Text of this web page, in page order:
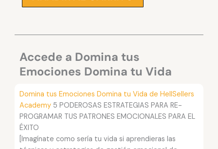
era:es:
tus
Vida
HellSellers
cantidad
Accede a Domina tus
Emociones Domina tu Vida
Domina tus Emociones Domina tu Vida de HellSellers
Academy 5 PODEROSAS ESTRATEGIAS PARA RE-
PROGRAMAR TUS PATRONES EMOCIONALES PARA EL
ÉXITO
[Imagínate como sería tu vida si aprendieras las